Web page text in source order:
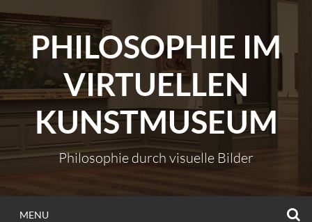
Skip
to
contentPHILOSOPHIE IM
VIRTUELLEN
KUNSTMUSEUM
Philosophie durch visuelle Bilder
MENU